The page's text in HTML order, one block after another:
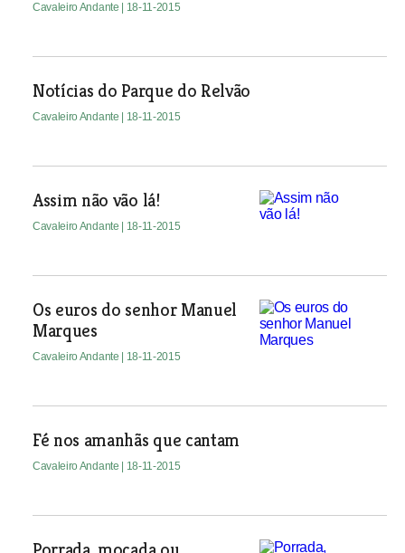
Cavaleiro Andante | 18-11-2015
Notícias do Parque do Relvão
Cavaleiro Andante | 18-11-2015
Assim não vão lá!
Cavaleiro Andante | 18-11-2015
Os euros do senhor Manuel
Marques
Cavaleiro Andante | 18-11-2015
Fé nos amanhãs que cantam
Cavaleiro Andante | 18-11-2015